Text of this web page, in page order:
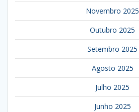
Novembro 2025
Outubro 2025
Setembro 2025
Agosto 2025
Julho 2025
Junho 2025